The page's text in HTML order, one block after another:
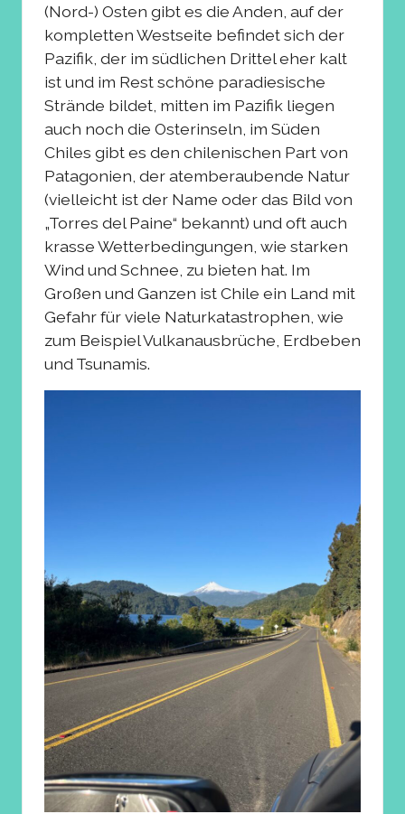
(Nord-) Osten gibt es die Anden, auf der
kompletten Westseite befindet sich der
Pazifik, der im südlichen Drittel eher kalt
ist und im Rest schöne paradiesische
Strände bildet, mitten im Pazifik liegen
auch noch die Osterinseln, im Süden
Chiles gibt es den chilenischen Part von
Patagonien, der atemberaubende Natur
(vielleicht ist der Name oder das Bild von
„Torres del Paine“ bekannt) und oft auch
krasse Wetterbedingungen, wie starken
Wind und Schnee, zu bieten hat. Im
Großen und Ganzen ist Chile ein Land mit
Gefahr für viele Naturkatastrophen, wie
zum Beispiel Vulkanausbrüche, Erdbeben
und Tsunamis.